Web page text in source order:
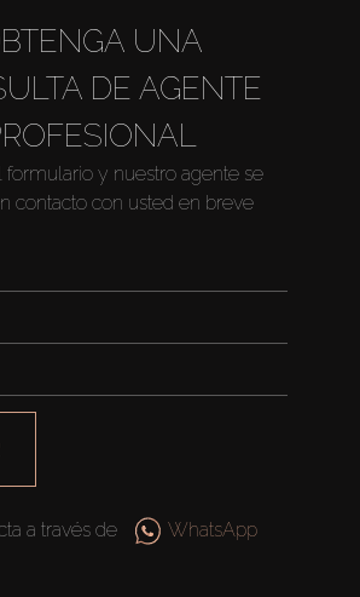
UNA
DE AGENTE
formulario y nuestro agente se
contacto con usted en breve
a través de WhatsApp